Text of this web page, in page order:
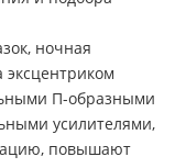
ночная
П-образными
усилителями,
повышают